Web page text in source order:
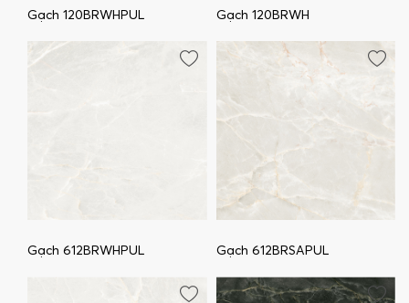
Gạch 120BRWHPUL Gạch 120BRWH
Gạch 612BRWHPUL Gạch 612BRSAPUL